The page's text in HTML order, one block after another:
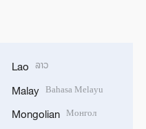
Lao ລາວ
Malay Bahasa Melayu
Mongolian Монгол